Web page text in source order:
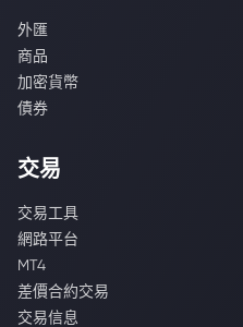
外匯
商品
加密貨幣
債券
交易
交易工具
網路平台
MT4
差價合約交易
交易信息